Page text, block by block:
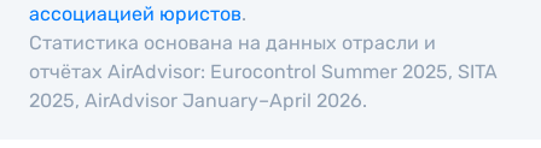
ассоциацией юристов.
Статистика основана на данных отрасли и
отчётах AirAdvisor: Eurocontrol Summer 2025, SITA
2025, AirAdvisor January–April 2026.